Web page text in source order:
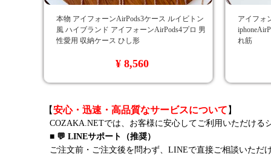
本物 アイフォーンAirPods3ケース ルイビトン
風 ハイブランド アイフォーンAirPods4プロ 男
性愛用 収納ケース ひし形
¥ 8,560
アイフォ
れ筋
【安心・迅速・高品質なサービスについて 】
COZAKA.NETでは、お客様に安心してご利用いただける
■ 💬 LINEサポート（推奨）
ご注文前・ご注文後を問わず、LINEで直接ご相談いただ